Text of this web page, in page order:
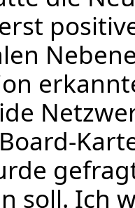
soll. Ich